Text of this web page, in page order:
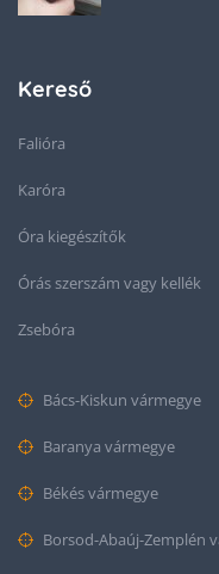
Kereső
Falióra
Karóra
Óra kiegészítők
Órás szerszám vagy kellék
Zsebóra
Bács-Kiskun vármegye
Baranya vármegye
Békés vármegye
Borsod-Abaúj-Zemplén